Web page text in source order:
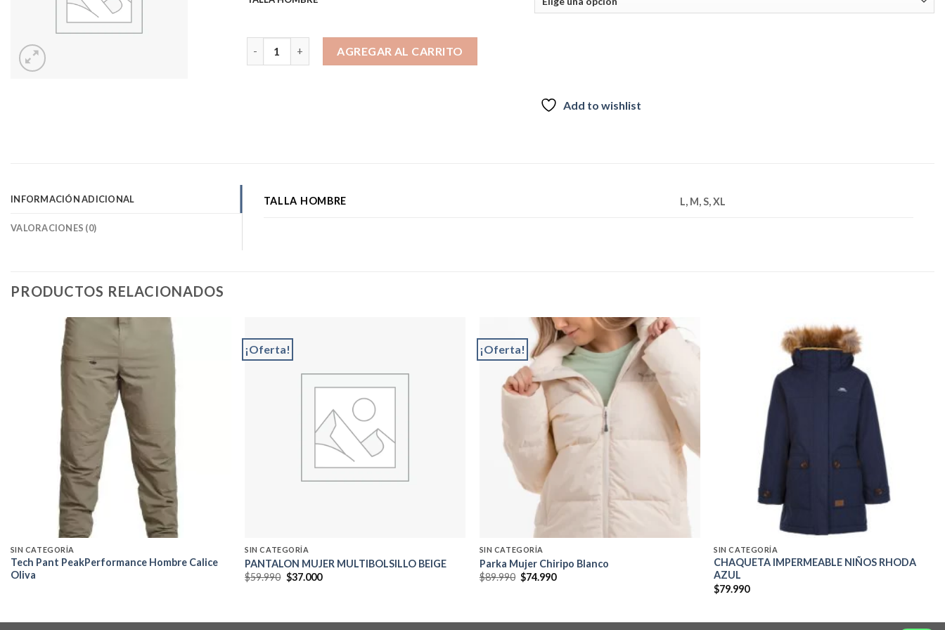
AGREGAR AL CARRITO
Add to wishlist
INFORMACIÓN ADICIONAL
VALORACIONES (0)
TALLA HOMBRE L, M, S, XL
PRODUCTOS RELACIONADOS
SIN CATEGORÍA
Tech Pant PeakPerformance Hombre Calice
Oliva
¡Oferta!
SIN CATEGORÍA
PANTALON MUJER MULTIBOLSILLO BEIGE
$59.990 El
precio
$37.000El
¡Oferta!
wishlist
SIN CATEGORÍA
Parka Mujer Chiripo Blanco
$89.990 El
precio
$74.990El
SIN CATEGORÍA
CHAQUETA IMPERMEABLE NIÑOS RHODA
AZUL
$79.990